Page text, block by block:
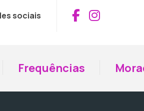
sociais Aceder
Aceder
Frequências